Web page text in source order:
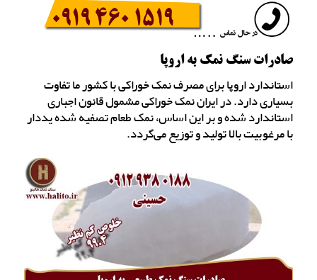
صادرات سنگ نمک به اروپا
استاندارد اروپا برای مصرف نمک خوراکی با کشور ما تفاوت
بسیاری دارد. در ایران نمک خوراکی مشمول قانون اجباری
استاندارد شده و بر این اساس، نمک طعام تصفیه شده یددار
با مرغوبیت بالا تولید و توزیع می‌گردد.